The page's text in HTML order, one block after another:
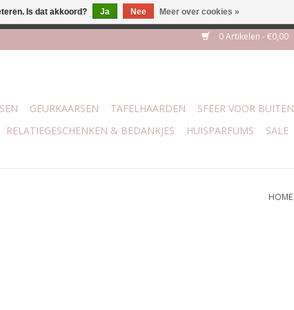
0 Artikelen - €0,00
GEURKAARSEN TAFELHAARDEN SFEER VOOR BUITEN
RELATIEGESCHENKEN & BEDANKJES HUISPARFUMS SALE
HOME
Is dat akkoord? Ja Nee Meer over cookies »
107 Zwolle | boven de 70 euro geen verzendkosten